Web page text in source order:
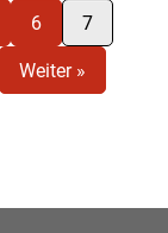
6 7
Weiter »